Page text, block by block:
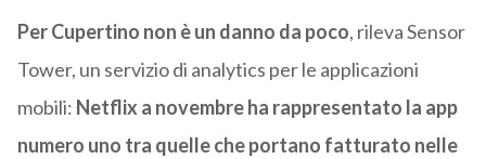
Per Cupertino non è un danno da poco, rileva Sensor
Tower, un servizio di analytics per le applicazioni
mobili: Netflix a novembre ha rappresentato la app
numero uno tra quelle che portano fatturato nelle